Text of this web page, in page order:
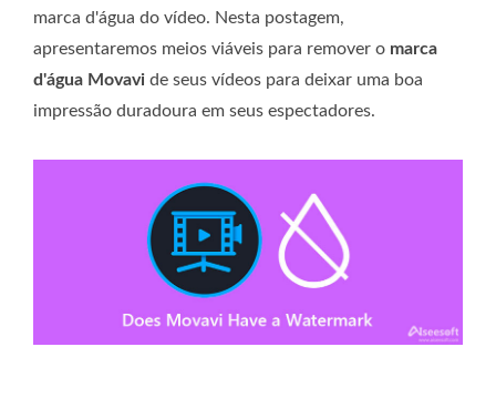
marca d'água do vídeo. Nesta postagem,
apresentaremos meios viáveis ​​para remover o marca
d'água Movavi de seus vídeos para deixar uma boa
impressão duradoura em seus espectadores.